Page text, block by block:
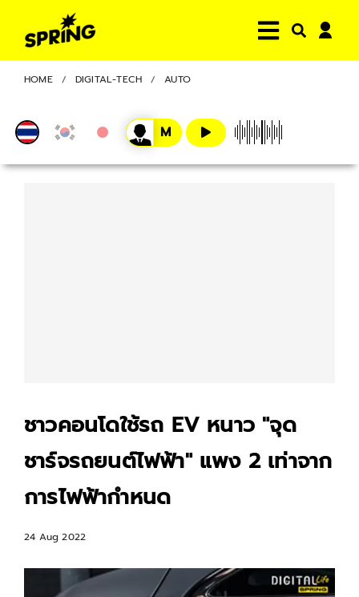
HOME DIGITAL-TECH AUTO
ชาวคอนโดใช้รถ EV หนาว "จุด
ชาร์จรถยนต์ไฟฟ้า" แพง 2 เท่าจาก
การไฟฟ้ากำหนด
24 Aug 2022